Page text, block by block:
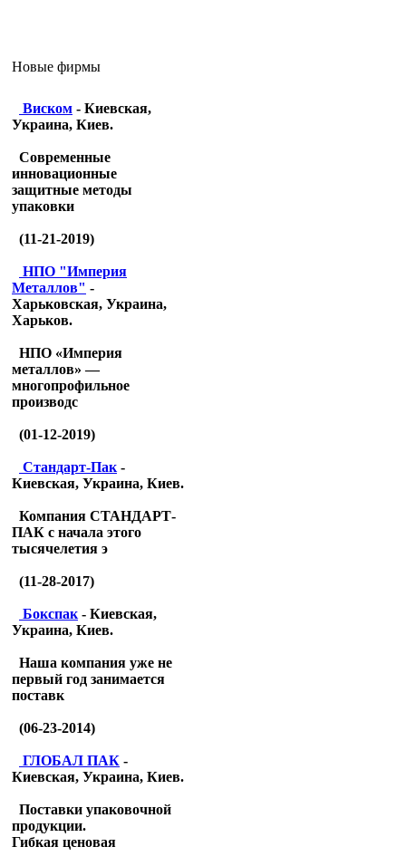
Новые фирмы
Виском - Киевская,
Украина, Киев.
Современные
инновационные
защитные методы
упаковки
(11-21-2019)
НПО "Империя
Металлов" -
Харьковская, Украина,
Харьков.
НПО «Империя
металлов» —
многопрофильное
производс
(01-12-2019)
Стандарт-Пак -
Киевская, Украина, Киев.
Компания СТАНДАРТ-
ПАК с начала этого
тысячелетия э
(11-28-2017)
Бокспак - Киевская,
Украина, Киев.
Наша компания уже не
первый год занимается
поставк
(06-23-2014)
ГЛОБАЛ ПАК -
Киевская, Украина, Киев.
Поставки упаковочной
продукции.
Гибкая ценовая